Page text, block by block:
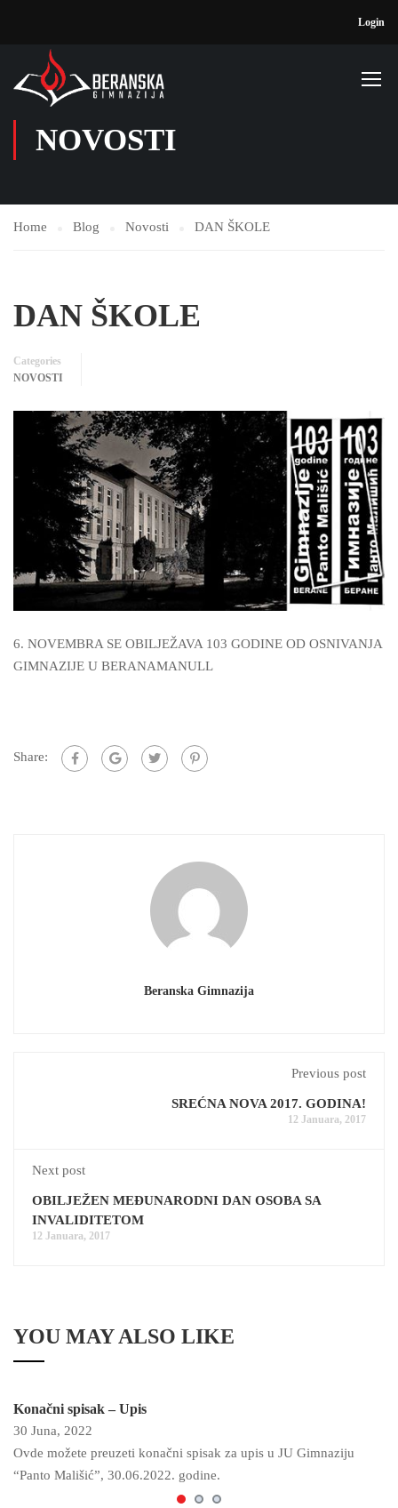
Login
NOVOSTI
Home Blog Novosti DAN ŠKOLE
DAN ŠKOLE
Categories
NOVOSTI
6. NOVEMBRA SE OBILJEŽAVA 103 GODINE OD OSNIVANJA
GIMNAZIJE U BERANAMANULL
Share:
Beranska Gimnazija
Previous post
SREĆNA NOVA 2017. GODINA!
12 Januara, 2017
Next post
OBILJEŽEN MEĐUNARODNI DAN OSOBA SA
INVALIDITETOM
12 Januara, 2017
YOU MAY ALSO LIKE
Konačni spisak – Upis
30 Juna, 2022
Ovde možete preuzeti konačni spisak za upis u JU Gimnaziju
“Panto Mališić”, 30.06.2022. godine.